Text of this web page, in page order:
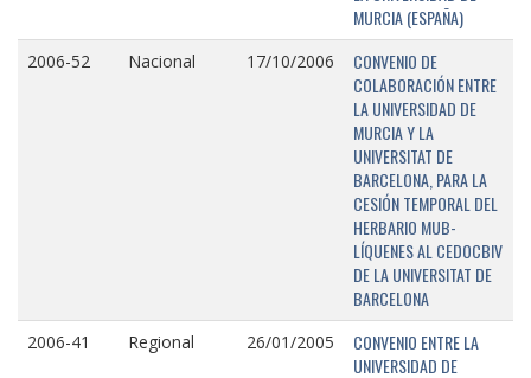
MURCIA (ESPAÑA)
2006-52 Nacional 17/10/2006
CONVENIO DE
COLABORACIÓN ENTRE
LA UNIVERSIDAD DE
MURCIA Y LA
UNIVERSITAT DE
BARCELONA, PARA LA
CESIÓN TEMPORAL DEL
HERBARIO MUB-
LÍQUENES AL CEDOCBIV
DE LA UNIVERSITAT DE
BARCELONA
2006-41 Regional 26/01/2005
CONVENIO ENTRE LA
UNIVERSIDAD DE